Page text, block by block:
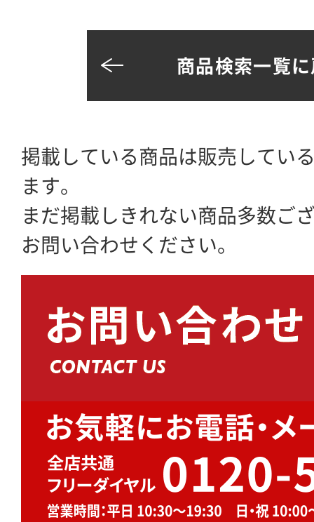
商品検索一覧
掲載している商品は販売してい
ます。
まだ掲載しきれない商品多数ご
お問い合わせください。